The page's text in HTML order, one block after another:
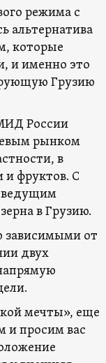
режима с
альтернатива
которые
и именно это
Грузию
России
рынком
в
и фруктов. С
ведущим
в Грузию.
зависимыми от
двух
мечты», еще
и просим вас